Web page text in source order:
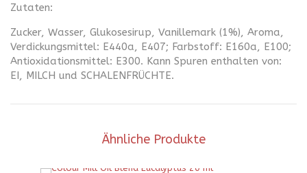
Zutaten:
Zucker, Wasser, Glukosesirup, Vanillemark (1%), Aroma,
Verdickungsmittel: E440a, E407; Farbstoff: E160a, E100;
Antioxidationsmittel: E300. Kann Spuren enthalten von:
EI, MILCH und SCHALENFRÜCHTE.
Ähnliche Produkte